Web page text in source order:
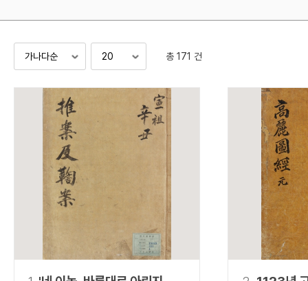
조선 후기
검색 연산자 사용안내
정조 AND 정약용
“정조”와 “정약
“정조” 또는 “
NOT 정조 NOT 정약용
“정조”가 나온
료를 검색
총 171 건